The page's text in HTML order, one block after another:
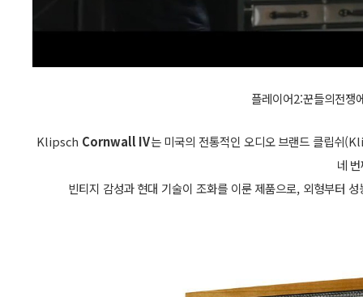
플레이어2:꾼들의전쟁
Klipsch Cornwall IV는 미국의 전통적인 오디오 브랜드 클립쉬
네
빈티지 감성과 현대 기술이 조화를 이룬 제품으로, 외형부터